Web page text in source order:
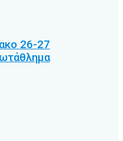
26-27